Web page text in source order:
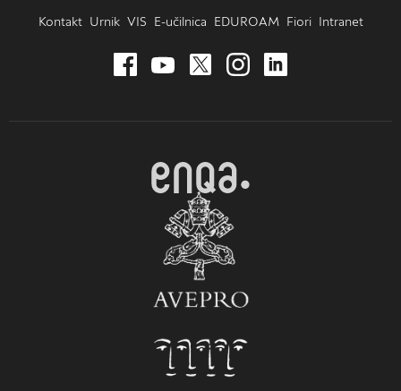
Kontakt Urnik VIS E-učilnica EDUROAM Fiori Intranet